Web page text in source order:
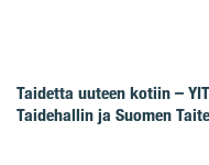
Taidetta uuteen kotiin –
Taidehallin ja Suomen